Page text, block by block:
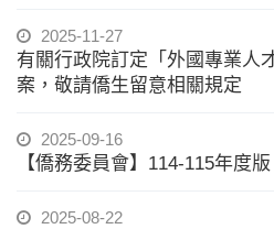
2025-11-27
有關行政院訂定「外國專業人
案，敬請僑生留意相關規定
2025-09-16
【僑務委員會】114-115年度
2025-08-22